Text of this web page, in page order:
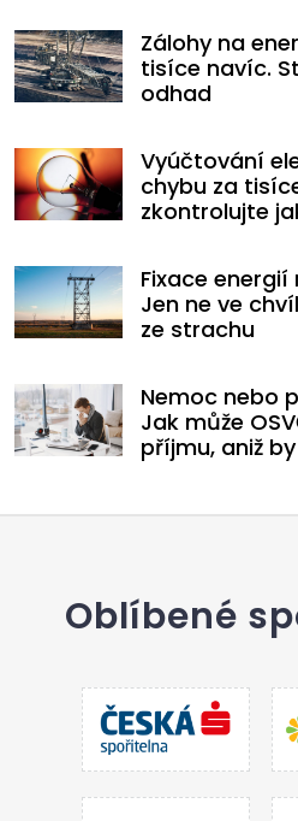
Zálohy na
tisíce navíc.
odhad
Vyúčtování
chybu za
zkontrolujte
Fixace
Jen ne ve
ze strachu
Nemoc nebo
Jak může
příjmu, aniž
Oblíbené